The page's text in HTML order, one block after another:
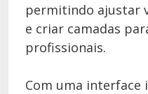
permitindo ajustar
e criar camadas
profissionais.
Com uma interface